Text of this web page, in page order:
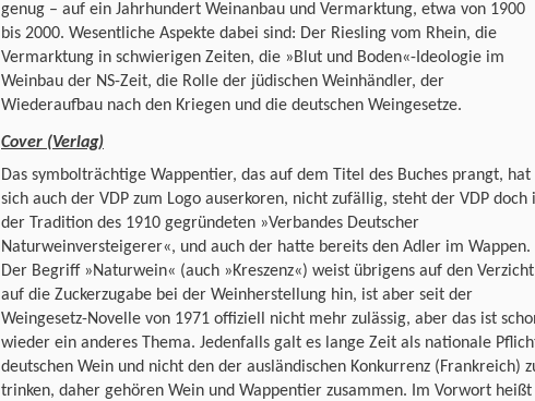
genug – auf ein Jahrhundert Weinanbau und Vermarktung, etwa von 1900
bis 2000. Wesentliche Aspekte dabei sind: Der Riesling vom Rhein, die
Vermarktung in schwierigen Zeiten, die »Blut und Boden«-Ideologie im
Weinbau der NS-Zeit, die Rolle der jüdischen Weinhändler, der
Wiederaufbau nach den Kriegen und die deutschen Weingesetze.
Cover (Verlag)
Das symbolträchtige Wappentier, das auf dem Titel des Buches prangt, hat
sich auch der VDP zum Logo auserkoren, nicht zufällig, steht der VDP doch
der Tradition des 1910 gegründeten »Verbandes Deutscher
Naturweinversteigerer«, und auch der hatte bereits den Adler im Wappen.
Der Begriff »Naturwein« (auch »Kreszenz«) weist übrigens auf den Verzicht
auf die Zuckerzugabe bei der Weinherstellung hin, ist aber seit der
Weingesetz-Novelle von 1971 offiziell nicht mehr zulässig, aber das ist
wieder ein anderes Thema. Jedenfalls galt es lange Zeit als nationale
deutschen Wein und nicht den der ausländischen Konkurrenz (Frankreich)
trinken, daher gehören Wein und Wappentier zusammen. Im Vorwort heißt